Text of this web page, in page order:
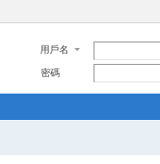
用戶名
密碼